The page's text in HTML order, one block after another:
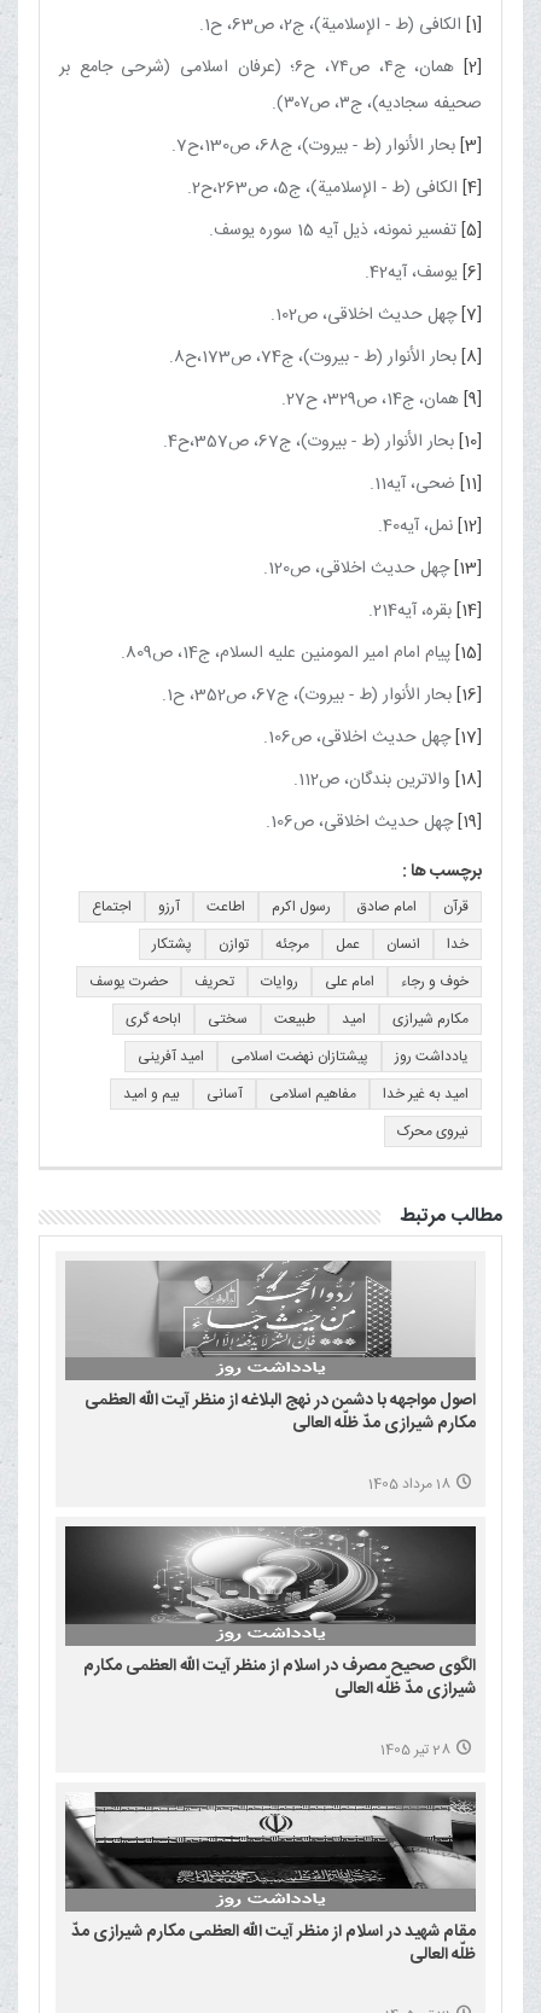
[1] الكافی (ط - الإسلامیة)، ج‏2، ص63، ح1.
[2]
همان، ج٤، ص٧٤، ح٦؛ (عرفان اسلامی (شرحی جامع بر
صحیفه سجادیه)، ج۳، ص۳۰۷).
[3]بحار الأنوار (ط - بیروت)، ج‏68، ص130،ح7.
[4] الكافی (ط - الإسلامیة)، ج‏5، ص263،ح2.
[5]تفسیر نمونه، ذیل آیه 15 سوره یوسف.
[6]یوسف، آیه42.
[7]چهل حدیث اخلاقی، ص102.
[8]بحار الأنوار (ط - بیروت)، ج‏74، ص173،ح8.
[9]همان، ج‏14، ص329، ح27.
[10]بحار الأنوار (ط - بیروت)، ج‏67، ص357،ح4.
[11] ضحی، آیه11.
[12]نمل، آیه40.
[13]چهل حدیث اخلاقی، ص120.
[14]بقره، آیه214.
[15]پیام امام امیر المومنین علیه السلام، ج‏14، ص809.
[16]بحار الأنوار (ط - بیروت)، ج‏67، ص352، ح1.
[17]چهل حدیث اخلاقی، ص106.
[18] والاترین بندگان، ص112.
[19]چهل حدیث اخلاقی، ص106.
برچسب ها :
قرآن امام صادق رسول اکرم اطاعت آرزو
اجتماع
خدا
انسان عمل مرجئه توازن
پشتکار
خوف و رجاء
امام علی روایات تحریف
حضرت یوسف
مکارم شیرازی
امید طبیعت سختی
اباحه گری
یادداشت روز
پیشتازان نهضت اسلامی
امید آفرینی
امید به غیر خدا
مفاهیم اسلامی آسانی
بیم و امید
نیروی محرک
مطالب مرتبط
اصول مواجهه با دشمن در نهج البلاغه از منظر آیت الله العظمی
مکارم شیرازی مدّ ظلّه العالی
18 مرداد 1405
الگوی صحیح مصرف در اسلام از منظر آیت الله العظمی مکارم
شیرازی مدّ ظلّه العالی
28 تیر 1405
مقام شهید در اسلام از منظر آیت الله العظمی مکارم شیرازی مدّ
ظلّه العالی